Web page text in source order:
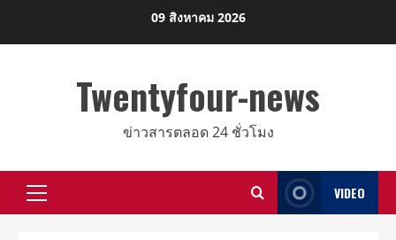
09 สิงหาคม 2026
Twentyfour-news
ข่าวสารตลอด 24 ชั่วโมง
Primary
VIDEO